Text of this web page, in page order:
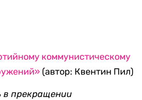
коммунистическому
(автор: Квентин Пил)
в прекращении